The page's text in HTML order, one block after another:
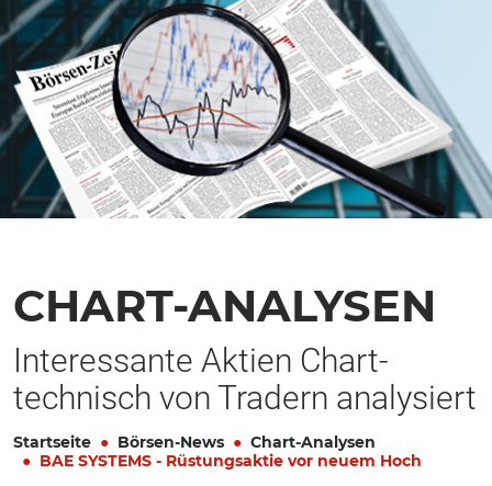
CHART-ANALYSEN
Interessante Aktien Chart-
technisch von Tradern analysiert
Startseite Börsen-News
Chart-Analysen
BAE SYSTEMS - Rüstungsaktie vor neuem Hoch